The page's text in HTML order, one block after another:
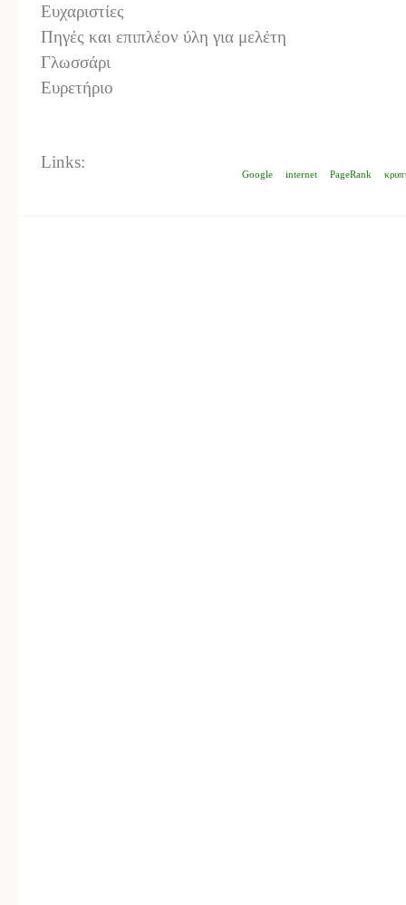
Ευχαριστίες
Πηγές και επιπλέον ύλη για μελέτη
Γλωσσάρι
Ευρετήριο
Google internet PageRank
Links: